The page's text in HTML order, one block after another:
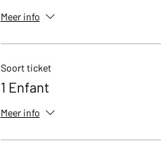
Meer info
Soort ticket
1 Enfant
Meer info